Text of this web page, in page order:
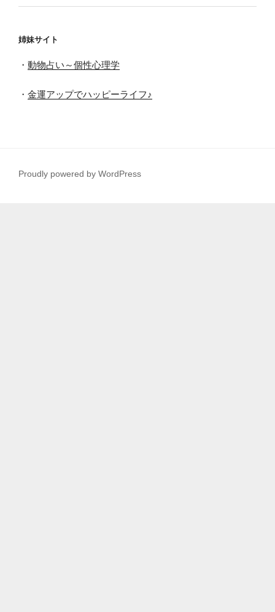
姉妹サイト
・ 動物占い～個性心理学
・ 金運アップでハッピーライフ♪
Proudly powered by WordPress